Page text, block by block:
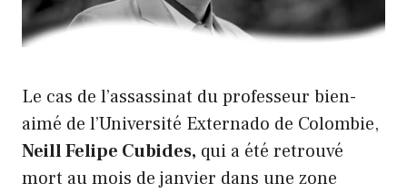
Le cas de l’assassinat du professeur bien-
aimé de l’Université Externado de Colombie,
Neill Felipe Cubides, qui a été retrouvé
mort au mois de janvier dans une zone